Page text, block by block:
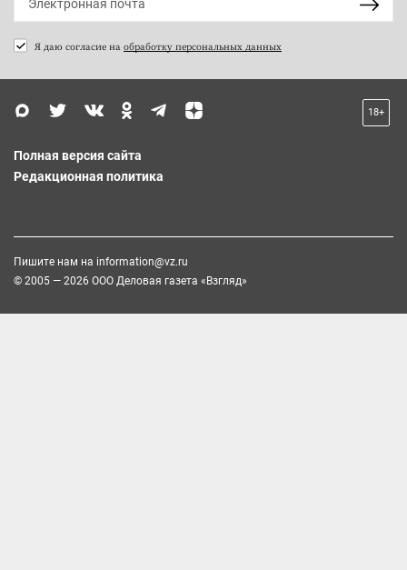
Я даю согласие на обработку персональных данных
18+
Полная версия сайта
Редакционная политика
Пишите нам на information@vz.ru
© 2005 — 2026 ООО Деловая газета «Взгляд»